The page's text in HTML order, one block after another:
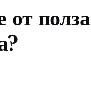
от полза